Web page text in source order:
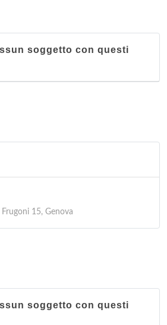
Levantesoggetto con questi
15, Genova
soggetto con questi